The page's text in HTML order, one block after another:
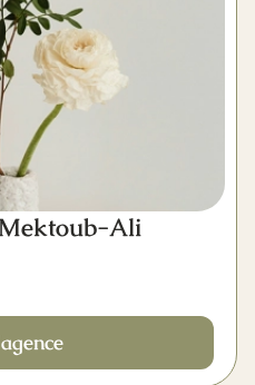
Mektoub-Ali